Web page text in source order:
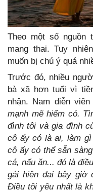
Theo một số
mang thai. Tuy
muốn bị chú ý quá
Trước đó, nhiều
bà xã hơn tuổi vì
nhận. Nam diễn
mạnh mẽ hiếm có.
đình tôi và gia đình
cô ấy có là ai, làm
cô ấy có thể sẵn
cá, nấu ăn... đó là
gái hiện đại bây giờ
Điều tôi yêu nhất là